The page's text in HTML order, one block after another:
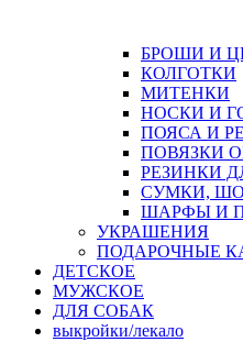
БРОШИ И
КОЛГОТКИ
МИТЕНКИ
НОСКИ И
ПОЯСА И
ПОВЯЗКИ
РЕЗИНКИ
СУМКИ,
ШАРФЫ И
УКРАШЕНИЯ
ПОДАРОЧНЫЕ
ДЕТСКОЕ
МУЖСКОЕ
ДЛЯ СОБАК
выкройки/лекало